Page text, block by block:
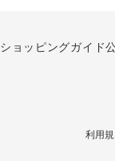
ショッピングガイド
利用